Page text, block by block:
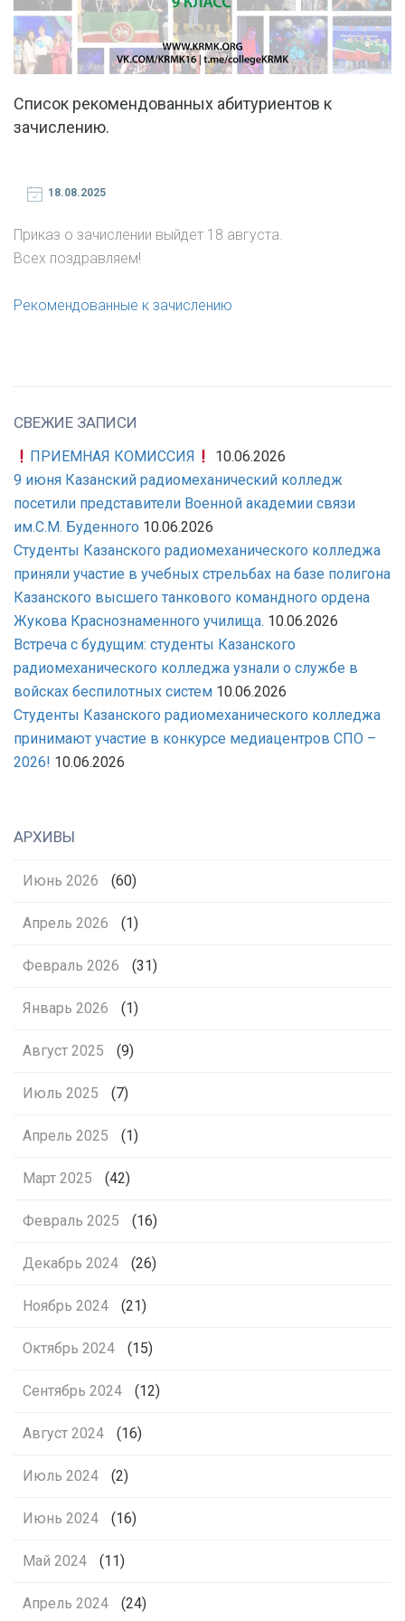
Список рекомендованных абитуриентов к
зачислению.
18.08.2025
Приказ о зачислении выйдет 18 августа.
Всех поздравляем!
Рекомендованные к зачислению
СВЕЖИЕ ЗАПИСИ
ПРИЕМНАЯ КОМИССИЯ
10.06.2026
9 июня Казанский радиомеханический колледж
посетили представители Военной академии связи
им.С.М. Буденного 10.06.2026
Студенты Казанского радиомеханического колледжа
приняли участие в учебных стрельбах на базе полигона
Казанского высшего танкового командного ордена
Жукова Краснознаменного училища. 10.06.2026
Встреча с будущим: студенты Казанского
радиомеханического колледжа узнали о службе в
войсках беспилотных систем 10.06.2026
Студенты Казанского радиомеханического колледжа
принимают участие в конкурсе медиацентров СПО –
2026! 10.06.2026
АРХИВЫ
Июнь 2026 (60)
Апрель 2026 (1)
Февраль 2026 (31)
Январь 2026 (1)
Август 2025 (9)
Июль 2025 (7)
Апрель 2025 (1)
Март 2025 (42)
Февраль 2025 (16)
Декабрь 2024 (26)
Ноябрь 2024 (21)
Октябрь 2024 (15)
Сентябрь 2024 (12)
Август 2024 (16)
Июль 2024 (2)
Июнь 2024 (16)
Май 2024 (11)
Апрель 2024 (24)